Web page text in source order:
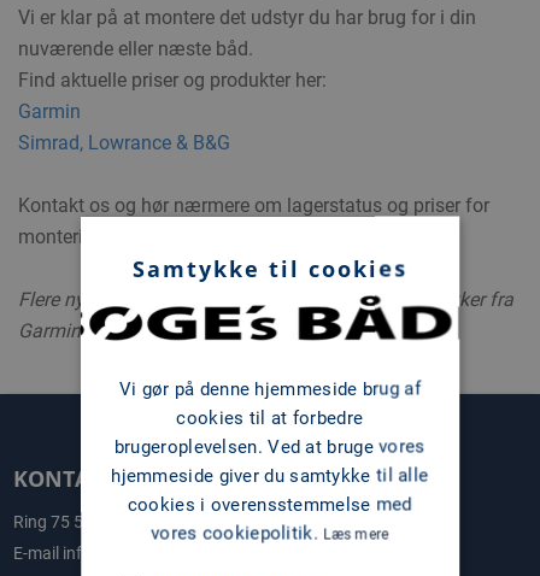
Vi er klar på at montere det udstyr du har brug for i din
nuværende eller næste båd.
Find aktuelle priser og produkter her:
Garmin
Simrad, Lowrance & B&G
Kontakt os og hør nærmere om lagerstatus og priser for
montering.
Flere nye både kan bestilles hjem med elektronikpakker fra
Garmin eller Simrad
KONTAKT OS
Ring 75 58 58 11
E-mail info@boges.dk
Samtykke til cookies
Vi gør på denne hjemmeside brug af
cookies til at forbedre
brugeroplevelsen. Ved at bruge vores
hjemmeside giver du samtykke til alle
cookies i overensstemmelse med
vores cookiepolitik. Læs mere